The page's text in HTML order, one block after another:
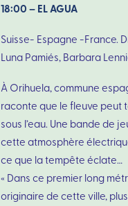
18:00 – EL AGUA
Suisse- Espagne -France.
Luna Pamiés, Barbara
À Orihuela, commune
raconte que le fleuve peut
sous l’eau. Une bande de
cette atmosphère
ce que la tempête éclate…
« Dans ce premier long
originaire de cette ville,